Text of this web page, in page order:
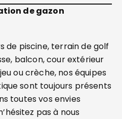
de gazon
de piscine, terrain de golf
balcon, cour extérieur
ou crèche, nos équipes
sont toujours présents
toutes vos envies
pas à nous